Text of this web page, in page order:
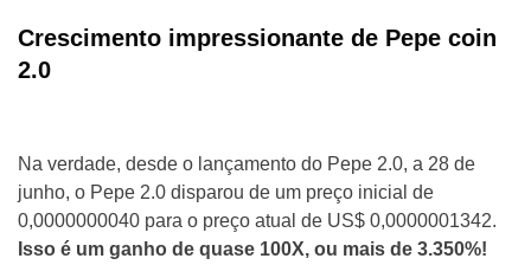
Crescimento impressionante de Pepe coin
2.0
Na verdade, desde o lançamento do Pepe 2.0, a 28 de
junho, o Pepe 2.0 disparou de um preço inicial de
0,0000000040 para o preço atual de US$ 0,0000001342.
Isso é um ganho de quase 100X, ou mais de 3.350%!